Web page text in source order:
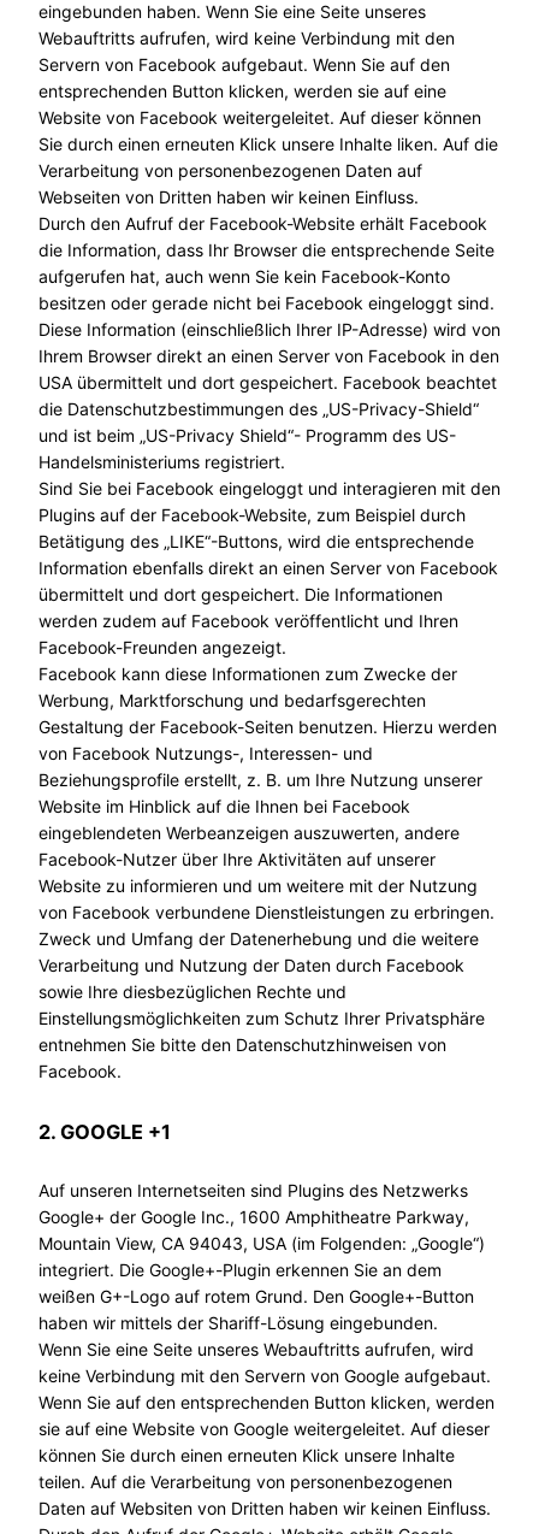
eingebunden haben. Wenn Sie eine Seite unseres
Webauftritts aufrufen, wird keine Verbindung mit den
Servern von Facebook aufgebaut. Wenn Sie auf den
entsprechenden Button klicken, werden sie auf eine
Website von Facebook weitergeleitet. Auf dieser können
Sie durch einen erneuten Klick unsere Inhalte liken. Auf die
Verarbeitung von personenbezogenen Daten auf
Webseiten von Dritten haben wir keinen Einfluss.
Durch den Aufruf der Facebook-Website erhält Facebook
die Information, dass Ihr Browser die entsprechende Seite
aufgerufen hat, auch wenn Sie kein Facebook-Konto
besitzen oder gerade nicht bei Facebook eingeloggt sind.
Diese Information (einschließlich Ihrer IP-Adresse) wird von
Ihrem Browser direkt an einen Server von Facebook in den
USA übermittelt und dort gespeichert. Facebook beachtet
die Datenschutzbestimmungen des „US-Privacy-Shield“
und ist beim „US-Privacy Shield“- Programm des US-
Handelsministeriums registriert.
Sind Sie bei Facebook eingeloggt und interagieren mit den
Plugins auf der Facebook-Website, zum Beispiel durch
Betätigung des „LIKE“-Buttons, wird die entsprechende
Information ebenfalls direkt an einen Server von Facebook
übermittelt und dort gespeichert. Die Informationen
werden zudem auf Facebook veröffentlicht und Ihren
Facebook-Freunden angezeigt.
Facebook kann diese Informationen zum Zwecke der
Werbung, Marktforschung und bedarfsgerechten
Gestaltung der Facebook-Seiten benutzen. Hierzu werden
von Facebook Nutzungs-, Interessen- und
Beziehungsprofile erstellt, z. B. um Ihre Nutzung unserer
Website im Hinblick auf die Ihnen bei Facebook
eingeblendeten Werbeanzeigen auszuwerten, andere
Facebook-Nutzer über Ihre Aktivitäten auf unserer
Website zu informieren und um weitere mit der Nutzung
von Facebook verbundene Dienstleistungen zu erbringen.
Zweck und Umfang der Datenerhebung und die weitere
Verarbeitung und Nutzung der Daten durch Facebook
sowie Ihre diesbezüglichen Rechte und
Einstellungsmöglichkeiten zum Schutz Ihrer Privatsphäre
entnehmen Sie bitte den Datenschutzhinweisen von
Facebook.
2. GOOGLE +1
Auf unseren Internetseiten sind Plugins des Netzwerks
Google+ der Google Inc., 1600 Amphitheatre Parkway,
Mountain View, CA 94043, USA (im Folgenden: „Google“)
integriert. Die Google+-Plugin erkennen Sie an dem
weißen G+-Logo auf rotem Grund. Den Google+-Button
haben wir mittels der Shariff-Lösung eingebunden.
Wenn Sie eine Seite unseres Webauftritts aufrufen, wird
keine Verbindung mit den Servern von Google aufgebaut.
Wenn Sie auf den entsprechenden Button klicken, werden
sie auf eine Website von Google weitergeleitet. Auf dieser
können Sie durch einen erneuten Klick unsere Inhalte
teilen. Auf die Verarbeitung von personenbezogenen
Daten auf Websiten von Dritten haben wir keinen Einfluss.